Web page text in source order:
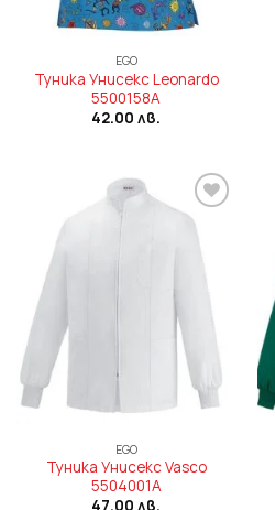
EGO
Туника Унисекс Leonardo
5500158A
42.00 лв.
Add to
wishlist
EGO
Туника Унисекс Vasco
5504001A
47.00 лв.